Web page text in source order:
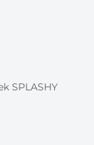
SPLASHY